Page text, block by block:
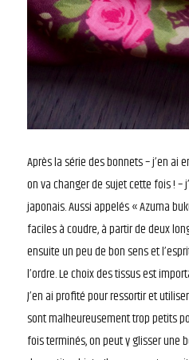
Après la série des bonnets – j’en ai
on va changer de sujet cette fois ! –
japonais. Aussi appelés « Azuma
faciles à coudre, à partir de deux
ensuite un peu de bon sens et
l’ordre. Le choix des tissus est
J’en ai profité pour ressortir et
sont malheureusement trop petits
fois terminés, on peut y glisser une